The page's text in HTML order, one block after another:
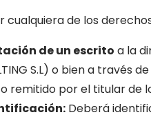
cualquiera de los
de un escrito a la
S.L) o bien a través
remitido por el titular de
Deberá